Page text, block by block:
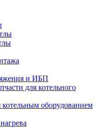
и ИБП
для котельного
оборудованием